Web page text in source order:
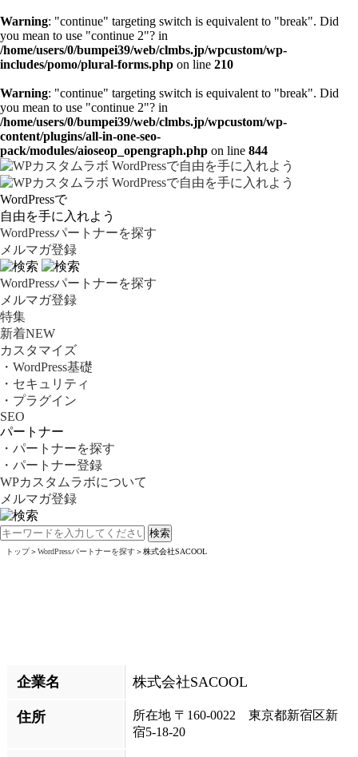
Warning: "continue" targeting switch is equivalent to "break". Did
you mean to use "continue 2"? in
/home/users/0/bumpei39/web/clmbs.jp/wpcustom/wp-
includes/pomo/plural-forms.php on line 210
Warning: "continue" targeting switch is equivalent to "break". Did
you mean to use "continue 2"? in
/home/users/0/bumpei39/web/clmbs.jp/wpcustom/wp-
content/plugins/all-in-one-seo-
pack/modules/aioseop_opengraph.php on line 844
WordPressで
自由を手に入れよう
WordPressパートナーを探す
メルマガ登録
WordPressパートナーを探す
メルマガ登録
特集
新着NEW
カスタマイズ
・WordPress基礎
・セキュリティ
・プラグイン
SEO
パートナー
・パートナーを探す
・パートナー登録
WPカスタムラボについて
メルマガ登録
トップ＞WordPressパートナーを探す＞株式会社SACOOL
企業名 株式会社SACOOL
住所
所在地 〒160-0022 東京都新宿区新
宿5-18-20